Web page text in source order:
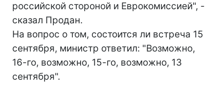
российской стороной и Еврокомиссией", -
сказал Продан.
На вопрос о том, состоится ли встреча 15
сентября, министр ответил: "Возможно,
16-го, возможно, 15-го, возможно, 13
сентября".